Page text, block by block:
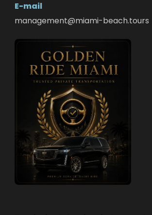
E-mail
management@miami-beach.tours